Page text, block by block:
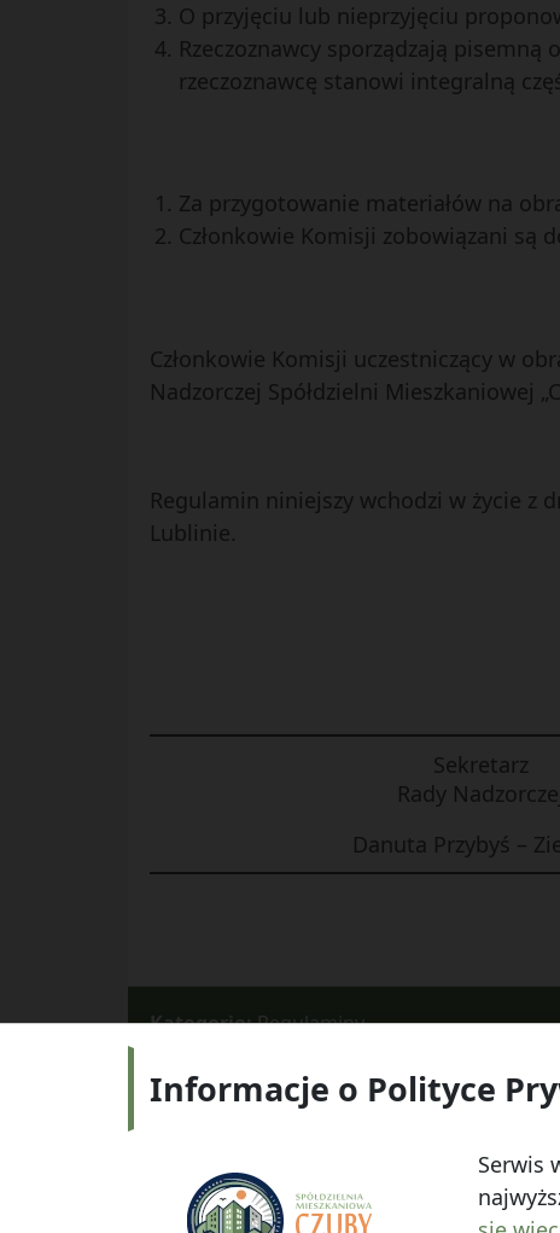
O przyjęciu lub nieprzyjęciu
Rzeczoznawcy sporządzają
rzeczoznawcę stanowi integralną
Za przygotowanie materiałów na
Członkowie Komisji zobowiązani są
Członkowie Komisji uczestniczący w
Nadzorczej Spółdzielni Mieszkaniowej
Regulamin niniejszy wchodzi w życie z
Lublinie.
Sekretarz
Rady
Danuta Przybyś –
Kategorie:Regulaminy
Informacje o Polityce
Serwis